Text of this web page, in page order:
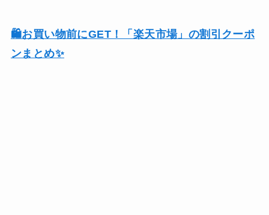
🛍️お買い物前にGET！「楽天市場」の割引クーポ
ンまとめ✨